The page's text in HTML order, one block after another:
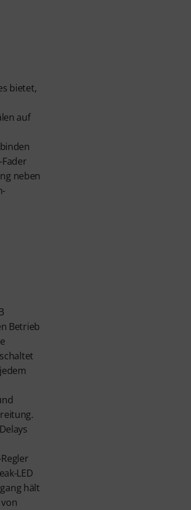
bietet,
auf
neben
Betrieb
LED
hält